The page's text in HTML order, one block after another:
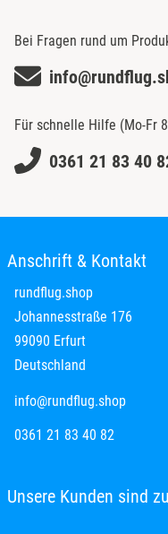
Bei Fragen rund um
Für schnelle Hilfe (Mo-Fr
0361 21 83 40
Anschrift & Kontakt
rundflug.shop
Johannesstraße 176
99090 Erfurt
Deutschland
info@rundflug.shop
0361 21 83 40 82
Unsere Kunden sind